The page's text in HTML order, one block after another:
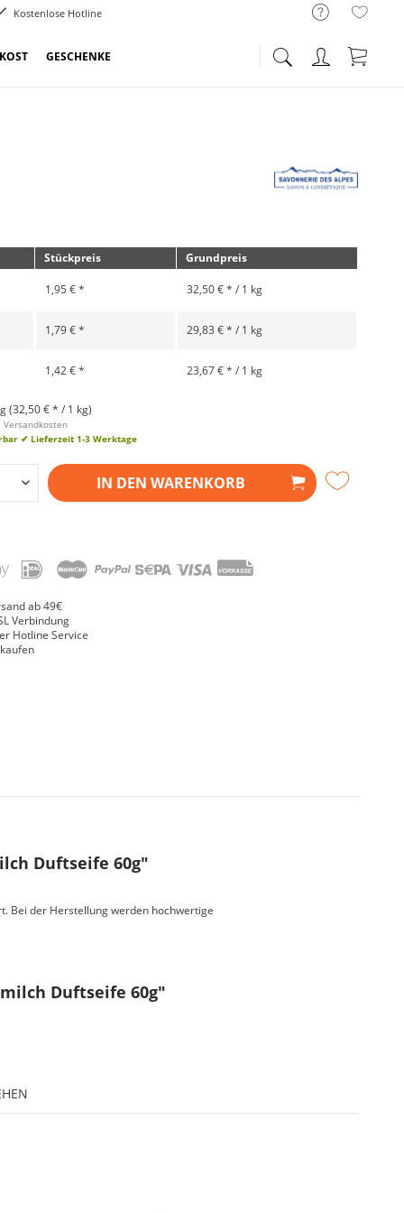
Kostenlose Hotline
GESCHENKE
Stückpreis Grundpreis
1,95 € * 32,50 € * / 1 kg
1,79 € * 29,83 € * / 1 kg
1,42 € * 23,67 € * / 1 kg
(32,50 € * / 1 kg)
Versandkosten
✔ Lieferzeit 1-3 Werktage
IN DEN WARENKORB
ab 49€
Verbindung
Hotline Service
Duftseife 60g"
Bei der Herstellung werden hochwertige
Duftseife 60g"